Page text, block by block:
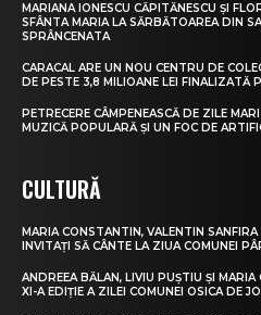
MARIANA IONESCU CĂPITĂNESCU ȘI
SFÂNTA MARIA LA SĂRBĂTOAREA DIN
SPRÂNCENATA
CARACAL ARE UN NOU CENTRU DE
DE PESTE 3,8 MILIOANE LEI FINALIZATĂ
PETRECERE CÂMPENEASCĂ DE ZILE
MUZICĂ POPULARĂ ȘI UN FOC DE
CULTURĂ
MARIA CONSTANTIN, VALENTIN SANFIRA
INVITAȚI SĂ CÂNTE LA ZIUA COMUNEI
ANDREEA BĂLAN, LIVIU PUȘTIU ȘI MARIA
XI-A EDIȚIE A ZILEI COMUNEI OSICA DE